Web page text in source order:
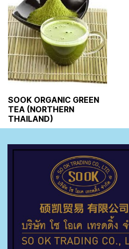
SOOK ORGANIC GREEN
TEA (NORTHERN
THAILAND)